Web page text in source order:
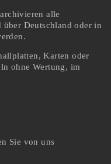
alle
Deutschland oder in
Karten oder
ohne Wertung, im
Sie von uns